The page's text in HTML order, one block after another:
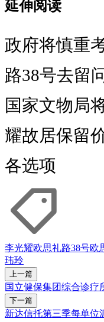
延伸阅读
政府将慎重
路38号去留
国家文物局
耀故居保留
各选项
李光耀欧思礼路38号欧
玮玲
上一篇
国立健保集团综合诊疗
下一篇
新达信托第三季每单位